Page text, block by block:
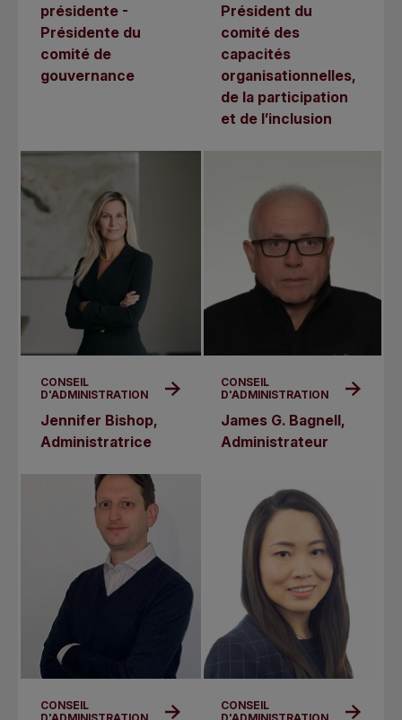
présidente -
Présidente du
comité de
gouvernance
Président du
comité des
capacités
organisationnelles,
de la participation
et de l’inclusion
CONSEIL
D'ADMINISTRATION
Jennifer Bishop,
Administratrice
CONSEIL
D'ADMINISTRATION
James G. Bagnell,
Administrateur
CONSEIL
CONSEIL